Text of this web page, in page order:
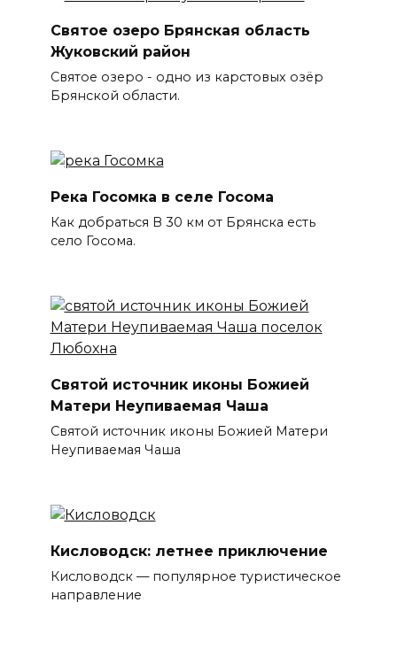
Святое озеро Брянская область
Жуковский район
Святое озеро - одно из карстовых озёр
Брянской области.
Река Госомка в селе Госома
Как добраться В 30 км от Брянска есть
село Госома.
Святой источник иконы Божией
Матери Неупиваемая Чаша
Святой источник иконы Божией Матери
Неупиваемая Чаша
Кисловодск: летнее приключение
Кисловодск — популярное туристическое
направление